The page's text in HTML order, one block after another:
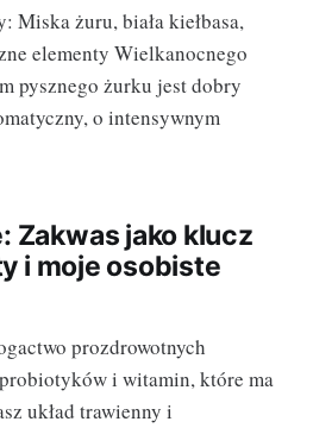
Miska żuru, biała kiełbasa,
elementy Wielkanocnego
pysznego żurku jest dobry
o intensywnym
Zakwas jako klucz
i moje osobiste
prozdrowotnych
i witamin, które ma
układ trawienny i